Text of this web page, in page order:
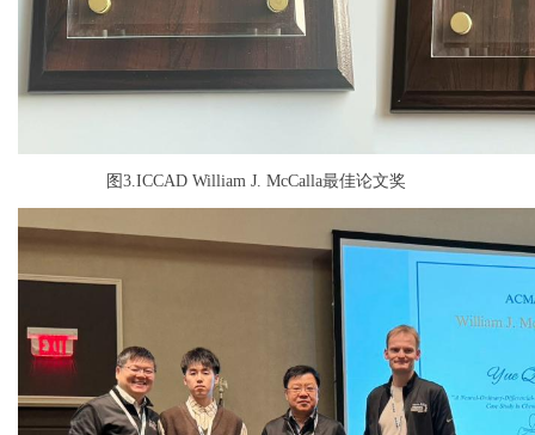
图3.ICCAD William J. McCalla最佳论文奖